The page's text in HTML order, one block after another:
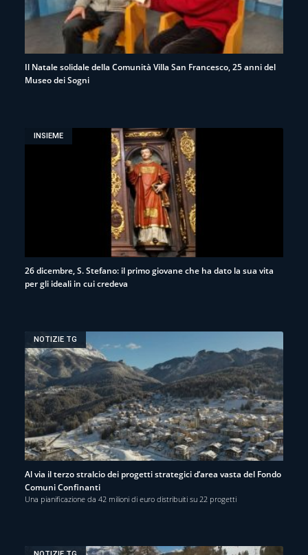
Il Natale solidale della Comunità Villa San Francesco, 25 anni del
Museo dei Sogni
INSIEME
26 dicembre, S. Stefano: il primo giovane che ha dato la sua vita
per gli ideali in cui credeva
NOTIZIE TG
Al via il terzo stralcio dei progetti strategici d’area vasta del Fondo
Comuni Confinanti
Una pianificazione da 42 milioni di euro distribuiti su 22 progetti